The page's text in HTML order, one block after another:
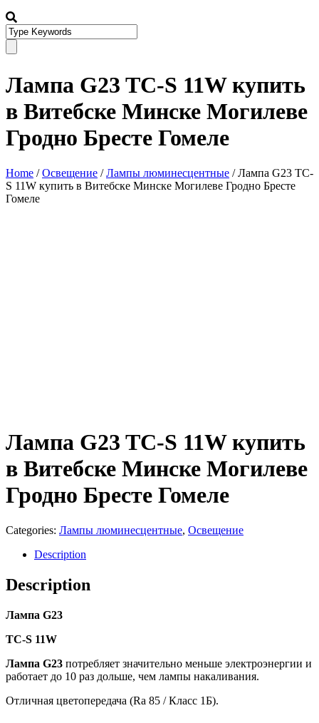
Лампа G23 TC-S 11W купить
в Витебске Минске Могилеве
Гродно Бресте Гомеле
Home /Освещение /Лампы люминесцентные / Лампа G23 TC-
S 11W купить в Витебске Минске Могилеве Гродно Бресте
Гомеле
Лампа G23 TC-S 11W купить
в Витебске Минске Могилеве
Гродно Бресте Гомеле
Categories: Лампы люминесцентные, Освещение
Description
Description
Лампа G23
TC-S 11W
Лампа G23 потребляет значительно меньше электроэнергии и
работает до 10 раз дольше, чем лампы накаливания.
Отличная цветопередача (Ra 85 / Класс 1Б).